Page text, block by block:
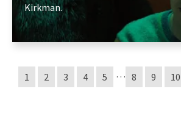
Kirkman.
1 2 3 4 5 … 8 9 10